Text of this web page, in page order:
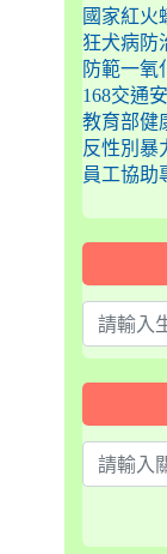
國家紅火
狂犬病防
防範一氧
168交通
教育部健
反性別暴
員工協助